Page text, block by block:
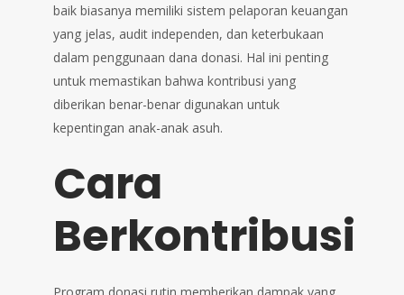
baik biasanya memiliki sistem pelaporan keuangan
yang jelas, audit independen, dan keterbukaan
dalam penggunaan dana donasi. Hal ini penting
untuk memastikan bahwa kontribusi yang
diberikan benar-benar digunakan untuk
kepentingan anak-anak asuh.
Cara
Berkontribusi